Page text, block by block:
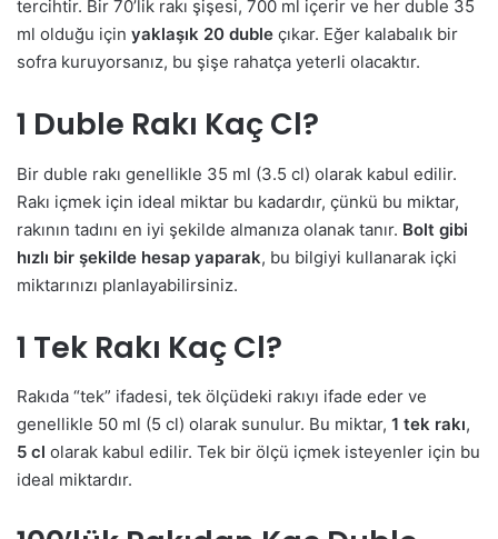
tercihtir. Bir 70’lik rakı şişesi, 700 ml içerir ve her duble 35
ml olduğu için yaklaşık 20 duble çıkar. Eğer kalabalık bir
sofra kuruyorsanız, bu şişe rahatça yeterli olacaktır.
1 Duble Rakı Kaç Cl?
Bir duble rakı genellikle 35 ml (3.5 cl) olarak kabul edilir.
Rakı içmek için ideal miktar bu kadardır, çünkü bu miktar,
rakının tadını en iyi şekilde almanıza olanak tanır. Bolt gibi
hızlı bir şekilde hesap yaparak, bu bilgiyi kullanarak içki
miktarınızı planlayabilirsiniz.
1 Tek Rakı Kaç Cl?
Rakıda “tek” ifadesi, tek ölçüdeki rakıyı ifade eder ve
genellikle 50 ml (5 cl) olarak sunulur. Bu miktar, 1 tek rakı,
5 cl olarak kabul edilir. Tek bir ölçü içmek isteyenler için bu
ideal miktardır.